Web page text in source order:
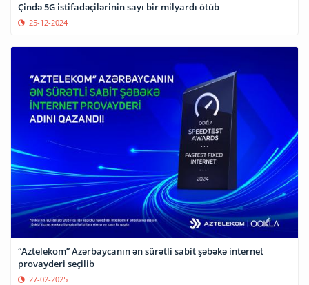
Çində 5G istifadəçilərinin sayı bir milyardı ötüb
25-12-2024
“Aztelekom” Azərbaycanın ən sürətli sabit şəbəkə internet
provayderi seçilib
27-02-2025